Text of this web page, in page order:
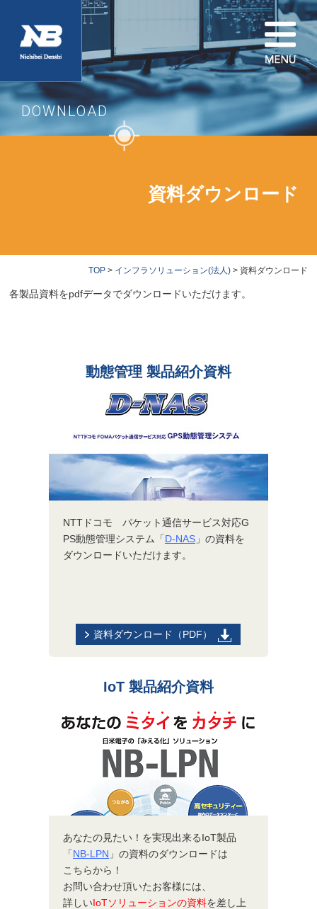
TOP> インフラソリューション(法人)> 資料ダウンロード
資料ダウンロード
DOWNLOAD
各製品資料をpdfデータでダウンロードいただけます。
動態管理 製品紹介資料
NTTドコモ パケット通信サービス対応G
PS動態管理システム「D-NAS」の資料を
ダウンロードいただけます。
資料ダウンロード（PDF）
IoT 製品紹介資料
あなたの見たい！を実現出来るIoT製品
「NB-LPN 」の資料のダウンロードは
こちらから！
お問い合わせ頂いたお客様には、
詳しいIoTソリューションの資料を差し上